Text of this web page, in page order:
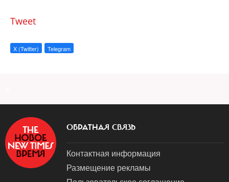
Tweet
X (Twitter) Telegram
ОБРАТНАЯ СВЯЗЬ
Контактная информация
Размещение рекламы